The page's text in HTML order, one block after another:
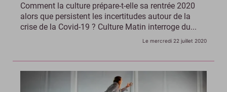
Comment la culture prépare-t-elle sa rentrée 2020
alors que persistent les incertitudes autour de la
crise de la Covid-19 ? Culture Matin interroge du...
Le mercredi 22 juillet 2020